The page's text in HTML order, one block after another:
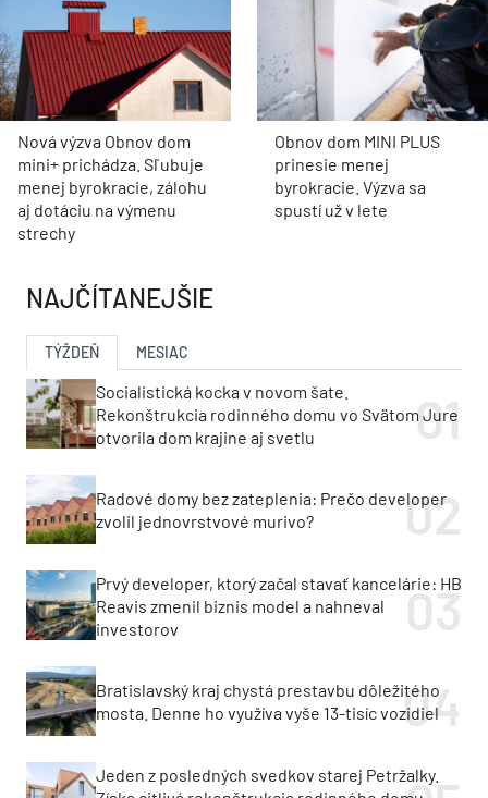
Nová výzva Obnov dom
mini+ prichádza. Sľubuje
menej byrokracie, zálohu
aj dotáciu na výmenu
strechy
Obnov dom MINI PLUS
prinesie menej
byrokracie. Výzva sa
spustí už v lete
NAJČÍTANEJŠIE
TÝŽDEŇ MESIAC
Socialistická kocka v novom šate.
Rekonštrukcia rodinného domu vo Svätom Jure
otvorila dom krajine aj svetlu
Radové domy bez zateplenia: Prečo developer
zvolil jednovrstvové murivo?
Prvý developer, ktorý začal stavať kancelárie: HB
Reavis zmenil biznis model a nahneval
investorov
Bratislavský kraj chystá prestavbu dôležitého
mosta. Denne ho využíva vyše 13-tisíc vozidiel
Jeden z posledných svedkov starej Petržalky.